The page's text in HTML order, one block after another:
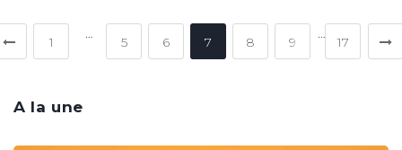
1
…
5 6 7 8 9
…
17
A la une